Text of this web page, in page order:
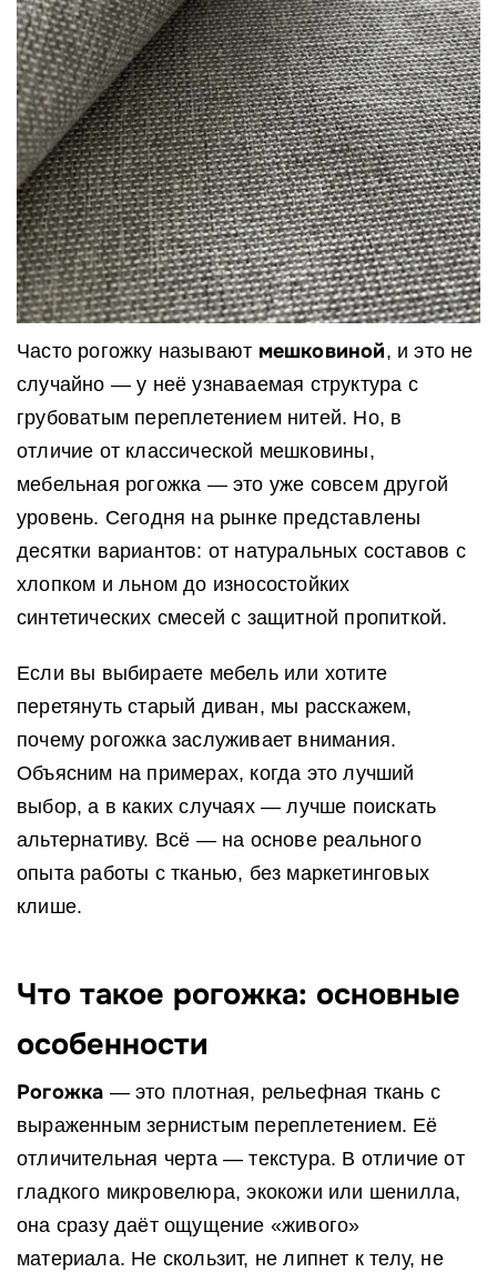
Часто рогожку называют мешковиной, и это не
случайно — у неё узнаваемая структура с
грубоватым переплетением нитей. Но, в
отличие от классической мешковины,
мебельная рогожка — это уже совсем другой
уровень. Сегодня на рынке представлены
десятки вариантов: от натуральных составов с
хлопком и льном до износостойких
синтетических смесей с защитной пропиткой.
Если вы выбираете мебель или хотите
перетянуть старый диван, мы расскажем,
почему рогожка заслуживает внимания.
Объясним на примерах, когда это лучший
выбор, а в каких случаях — лучше поискать
альтернативу. Всё — на основе реального
опыта работы с тканью, без маркетинговых
клише.
Что такое рогожка: основные
особенности
Рогожка — это плотная, рельефная ткань с
выраженным зернистым переплетением. Её
отличительная черта — текстура. В отличие от
гладкого микровелюра, экокожи или шенилла,
она сразу даёт ощущение «живого»
материала. Не скользит, не липнет к телу, не